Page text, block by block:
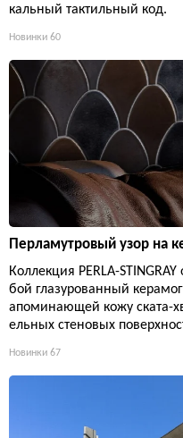
кальный тактильный код.
Новинки 60
Перламутровый узор на
Коллекция PERLA-
бой глазурованный
апоминающей кожу ската-
ельных стеновых
Новинки 67